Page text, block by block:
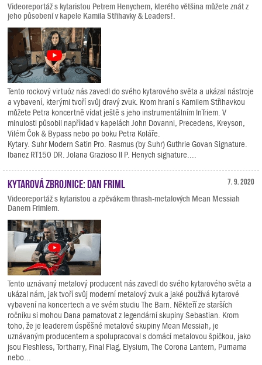
Videoreportáž s kytaristou Petrem Henychem, kterého většina můžete znát z
jeho působení v kapele Kamila Střihavky & Leaders!.
Tento rockový virtuóz nás zavedl do svého kytarového světa a ukázal nástroje
a vybavení, kterými tvoří svůj dravý zvuk. Krom hraní s Kamilem Střihavkou
můžete Petra koncertně vídat ještě s jeho instrumentálním InTriem. V
minulosti působil například v kapelách John Dovanni, Precedens, Kreyson,
Vilém Čok & Bypass nebo po boku Petra Koláře.
Kytary. Suhr Modern Satin Pro. Rasmus (by Suhr) Guthrie Govan Signature.
Ibanez RT150 DR. Jolana Grazioso II P. Henych signature....
7. 9. 2020
Kytarová zbrojnice: Dan Friml
Videoreportáž s kytaristou a zpěvákem thrash-metalových Mean Messiah
Danem Frimlem.
Tento uznávaný metalový producent nás zavedl do svého kytarového světa a
ukázal nám, jak tvoří svůj moderní metalový zvuk a jaké používá kytarové
vybavení na koncertech a ve svém studiu The Barn. Někteří ze starších
ročníku si mohou Dana pamatovat z legendární skupiny Sebastian. Krom
toho, že je leaderem úspěšné metalové skupiny Mean Messiah, je
uznávaným producentem a spolupracoval s domácí metalovou špičkou, jako
jsou Fleshless, Tortharry, Final Flag, Elysium, The Corona Lantern, Purnama
nebo...